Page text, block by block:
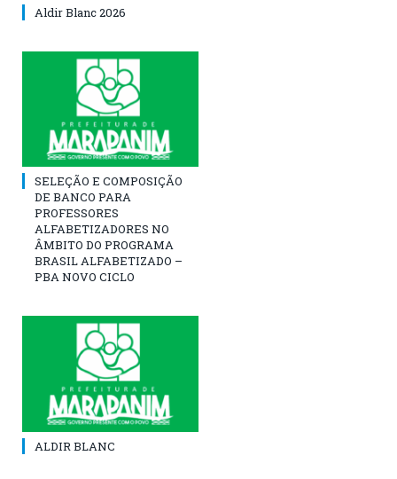
Aldir Blanc 2026
SELEÇÃO E COMPOSIÇÃO
DE BANCO PARA
PROFESSORES
ALFABETIZADORES NO
ÂMBITO DO PROGRAMA
BRASIL ALFABETIZADO –
PBA NOVO CICLO
ALDIR BLANC